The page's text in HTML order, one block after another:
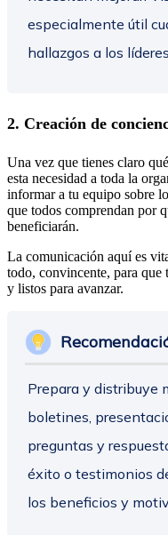
especialmente útil
hallazgos a los
2. Creación de
Una vez que tienes claro
esta necesidad a toda la
informar a tu equipo sobre
que todos comprendan por
beneficiarán.
La comunicación aquí es
todo, convincente, para que
y listos para avanzar.
Prepara y distribuye
boletines,
preguntas y
éxito o testimonios
los beneficios y